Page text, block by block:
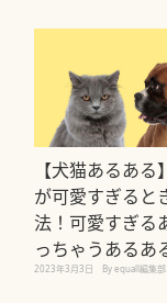
【犬猫あるある
が可愛すぎると
法！可愛すぎる
っちゃうあるあ
2023年3月3日 By equall編集部